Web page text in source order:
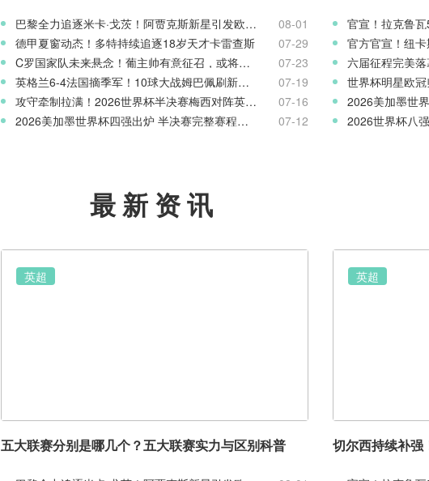
巴黎全力追逐米卡·戈茨！阿贾克斯新星引发欧冠豪门争夺
08-01
德甲夏窗动态！多特持续追逐18岁天才卡雷查斯
07-29
C罗国家队未来悬念！葡主帅有意征召，或将出战欧国联
07-23
英格兰6-4法国摘季军！10球大战姆巴佩刷新世界杯纪录
07-19
攻守牵制拉满！2026世界杯半决赛梅西对阵英格兰客观表现复盘
07-16
2026美加墨世界杯四强出炉 半决赛完整赛程与八强赛盘点
07-12
2026世界杯八
最新资讯
英超
五大联赛分别是哪几个？五大联赛实力与区别科普
英超